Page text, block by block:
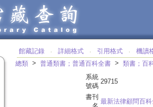
館藏記錄 ‧ 詳細格式 ‧ 引用格式 ‧
機讀
總類 > 普通類書；普通百科全書 > 類書；百
系統
號碼
29715
書刊
最新法律顧問百